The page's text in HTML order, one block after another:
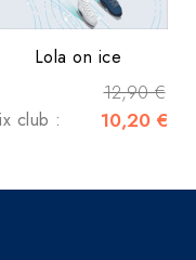
Lola on ice
12,90 €
club : 10,20 €